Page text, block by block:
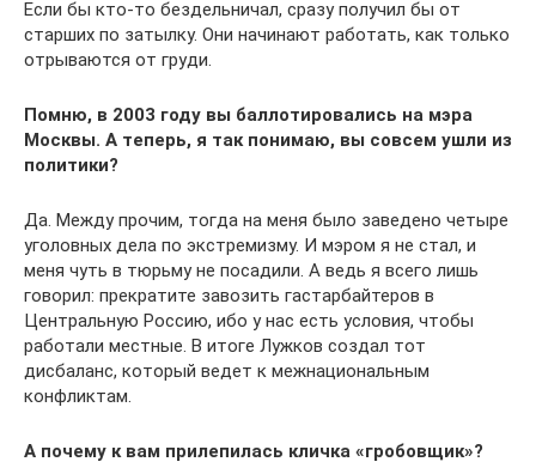
Если бы кто-то бездельничал, сразу получил бы от
старших по затылку. Они начинают работать, как только
отрываются от груди.
Помню, в 2003 году вы баллотировались на мэра
Москвы. А теперь, я так понимаю, вы совсем ушли из
политики?
Да. Между прочим, тогда на меня было заведено четыре
уголовных дела по экстремизму. И мэром я не стал, и
меня чуть в тюрьму не посадили. А ведь я всего лишь
говорил: прекратите завозить гастарбайтеров в
Центральную Россию, ибо у нас есть условия, чтобы
работали местные. В итоге Лужков создал тот
дисбаланс, который ведет к межнациональным
конфликтам.
А почему к вам прилепилась кличка «гробовщик»?